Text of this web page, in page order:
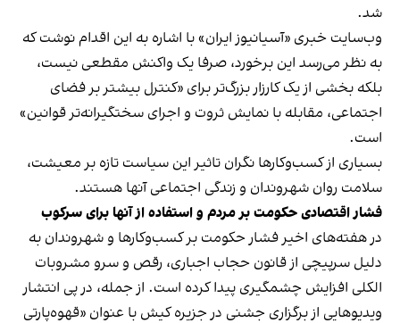
شد.
وب‌سایت خبری «آسیانیوز ایران» با اشاره به این اقدام نوشت که
به نظر می‌رسد این برخورد، صرفا یک واکنش مقطعی نیست،
بلکه بخشی از یک کارزار بزرگ‌تر برای «کنترل بیشتر بر فضای
اجتماعی، مقابله با نمایش ثروت و اجرای سختگیرانه‌تر قوانین»
است.
بسیاری از کسب‌وکارها نگران تاثیر این سیاست‌ تازه بر معیشت،
سلامت روان شهروندان و زندگی اجتماعی آنها هستند.
فشار اقتصادی حکومت بر مردم و استفاده از آنها برای سرکوب
در هفته‌های اخیر فشار حکومت بر کسب‌وکارها و شهروندان به
دلیل سرپیچی از قانون حجاب اجباری، رقص و سرو مشروبات
الکلی افزایش چشمگیری پیدا کرده است. از جمله، در پی انتشار
ویدیوهایی از برگزاری جشنی در جزیره کیش با عنوان «قهوه‌پارتی